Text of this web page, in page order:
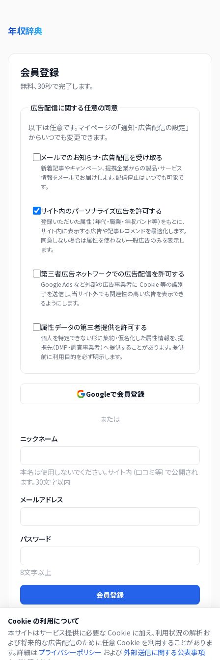
年収辞典
会員登録
無料、30秒で完了します。
広告配信に関する任意の同意
以下は任意です。マイページの「通知・広告配信の設定」
からいつでも変更できます。
メールでのお知らせ・広告配信を受け取る
新着記事やキャンペーン、提携企業からの製品・サービス
情報をメールでお届けします。配信停止はいつでも可能で
す。
サイト内のパーソナライズ広告を許可する
登録いただいた属性（年代・職業・年収バンド等）をもとに、
サイト内に表示する広告や記事レコメンドを最適化します。
同意しない場合は属性を使わない一般広告のみを表示し
ます。
第三者広告ネットワークでの広告配信を許可する
Google Ads など外部の広告事業者に Cookie 等の識別
子を送信し、当サイト外でも関連性の高い広告を表示でき
るようにします。
属性データの第三者提供を許可する
個人を特定できない形に集約・仮名化した属性情報を、提
携先（DMP・調査事業者）へ提供することがあります。提供
前に利用目的を必ず明示します。
Googleで会員登録
または
ニックネーム
本名は使用しないでください。サイト内（口コミ等）で公開され
ます。30文字以内
メールアドレス
パスワード
8文字以上
会員登録
登録すると利用規約
ことになります。
Cookie の利用について
本サイトはサービス提供に必要な Cookie に加え、利用状況の解析お
よび将来的な広告配信のために任意 Cookie を利用することがありま
す。詳細はプライバシーポリシー および外部送信に関する公表事項